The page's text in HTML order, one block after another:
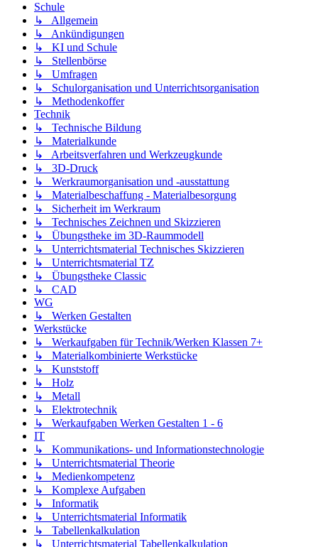
Schule
↳ Allgemein
↳ Ankündigungen
↳ KI und Schule
↳ Stellenbörse
↳ Umfragen
↳ Schulorganisation und Unterrichtsorganisation
↳ Methodenkoffer
Technik
↳ Technische Bildung
↳ Materialkunde
↳ Arbeitsverfahren und Werkzeugkunde
↳ 3D-Druck
↳ Werkraumorganisation und -ausstattung
↳ Materialbeschaffung - Materialbesorgung
↳ Sicherheit im Werkraum
↳ Technisches Zeichnen und Skizzieren
↳ Übungstheke im 3D-Raummodell
↳ Unterrichtsmaterial Technisches Skizzieren
↳ Unterrichtsmaterial TZ
↳ Übungstheke Classic
↳ CAD
WG
↳ Werken Gestalten
Werkstücke
↳ Werkaufgaben für Technik/Werken Klassen 7+
↳ Materialkombinierte Werkstücke
↳ Kunststoff
↳ Holz
↳ Metall
↳ Elektrotechnik
↳ Werkaufgaben Werken Gestalten 1 - 6
IT
↳ Kommunikations- und Informationstechnologie
↳ Unterrichtsmaterial Theorie
↳ Medienkompetenz
↳ Komplexe Aufgaben
↳ Informatik
↳ Unterrichtsmaterial Informatik
↳ Tabellenkalkulation
↳ Unterrichtsmaterial Tabellenkalkulation